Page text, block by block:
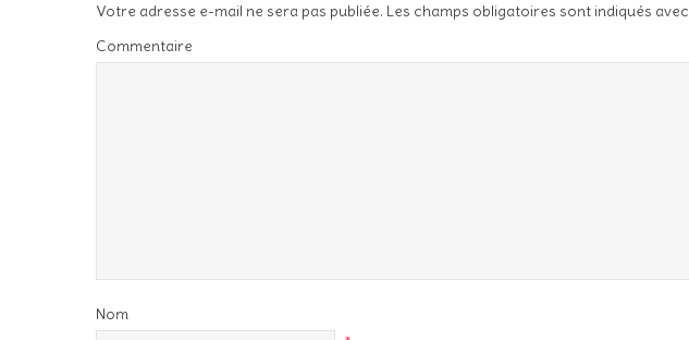
Votre adresse e-mail ne sera pas publiée. Les champs obligatoires sont indiqués avec
Commentaire
Nom